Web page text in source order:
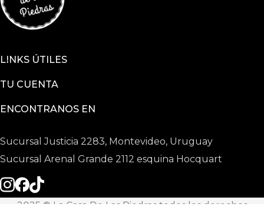
LINKS ÚTILES
TU CUENTA
ENCONTRANOS EN
Sucursal Justicia 2283, Montevideo, Uruguay
Sucursal Arenal Grande 2112 esquina Hocquart
2025 © La Casa De Las Piedras todos los derechos